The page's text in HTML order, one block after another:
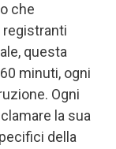
che
questa
minuti, ogni
Ogni
la sua
della